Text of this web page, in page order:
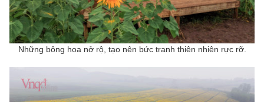
Những bông hoa nở rộ, tạo nên bức tranh thiên nhiên rực rỡ.